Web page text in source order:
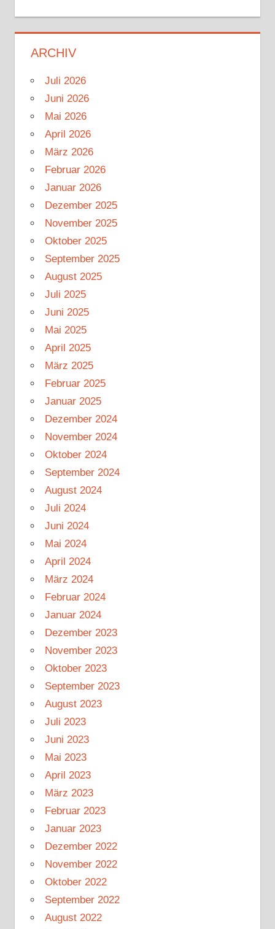
ARCHIV
Juli 2026
Juni 2026
Mai 2026
April 2026
März 2026
Februar 2026
Januar 2026
Dezember 2025
November 2025
Oktober 2025
September 2025
August 2025
Juli 2025
Juni 2025
Mai 2025
April 2025
März 2025
Februar 2025
Januar 2025
Dezember 2024
November 2024
Oktober 2024
September 2024
August 2024
Juli 2024
Juni 2024
Mai 2024
April 2024
März 2024
Februar 2024
Januar 2024
Dezember 2023
November 2023
Oktober 2023
September 2023
August 2023
Juli 2023
Juni 2023
Mai 2023
April 2023
März 2023
Februar 2023
Januar 2023
Dezember 2022
November 2022
Oktober 2022
September 2022
August 2022